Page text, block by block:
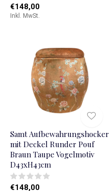
€148,00
Inkl. MwSt.
Samt Aufbewahrungshocker
mit Deckel Runder Pouf
Braun Taupe Vogelmotiv
D43xH43cm
€148,00